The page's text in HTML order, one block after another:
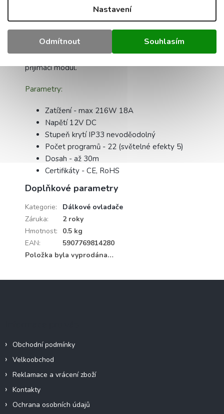
Nastavení
Odmítnout Souhlasím
Dotykové kolečko lze s ním nastavit jas, statické
barevné volby a různé dynamické změny
světelných efektů.
Komplet obsahuje dálkový ovladač bez bateri a
přijímací modul.
Parametry:
Zatížení - max 216W 18A
Napětí 12V DC
Stupeň krytí IP33 nevoděodolný
Počet programů - 22 (světelné efekty 5)
Dosah - až 30m
Certifikáty - CE, RoHS
Doplňkové parametry
Kategorie:
Dálkové ovladače
Záruka:
2 roky
Hmotnost:
0.5 kg
EAN:
5907769814280
Položka byla vyprodána…
Obchodní podmínky
Velkoobchod
Reklamace a vrácení zboží
Kontakty
Ochrana osobních údajů